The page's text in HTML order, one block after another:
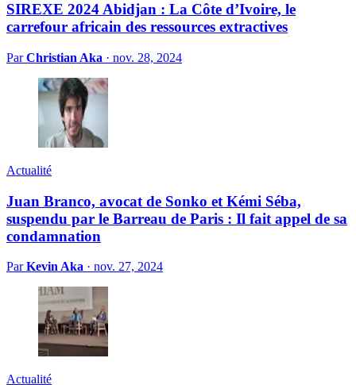
SIREXE 2024 Abidjan : La Côte d’Ivoire, le
carrefour africain des ressources extractives
ParChristian Aka · nov. 28, 2024
Actualité
Juan Branco, avocat de Sonko et Kémi Séba,
suspendu par le Barreau de Paris : Il fait appel de sa
condamnation
ParKevin Aka · nov. 27, 2024
Actualité